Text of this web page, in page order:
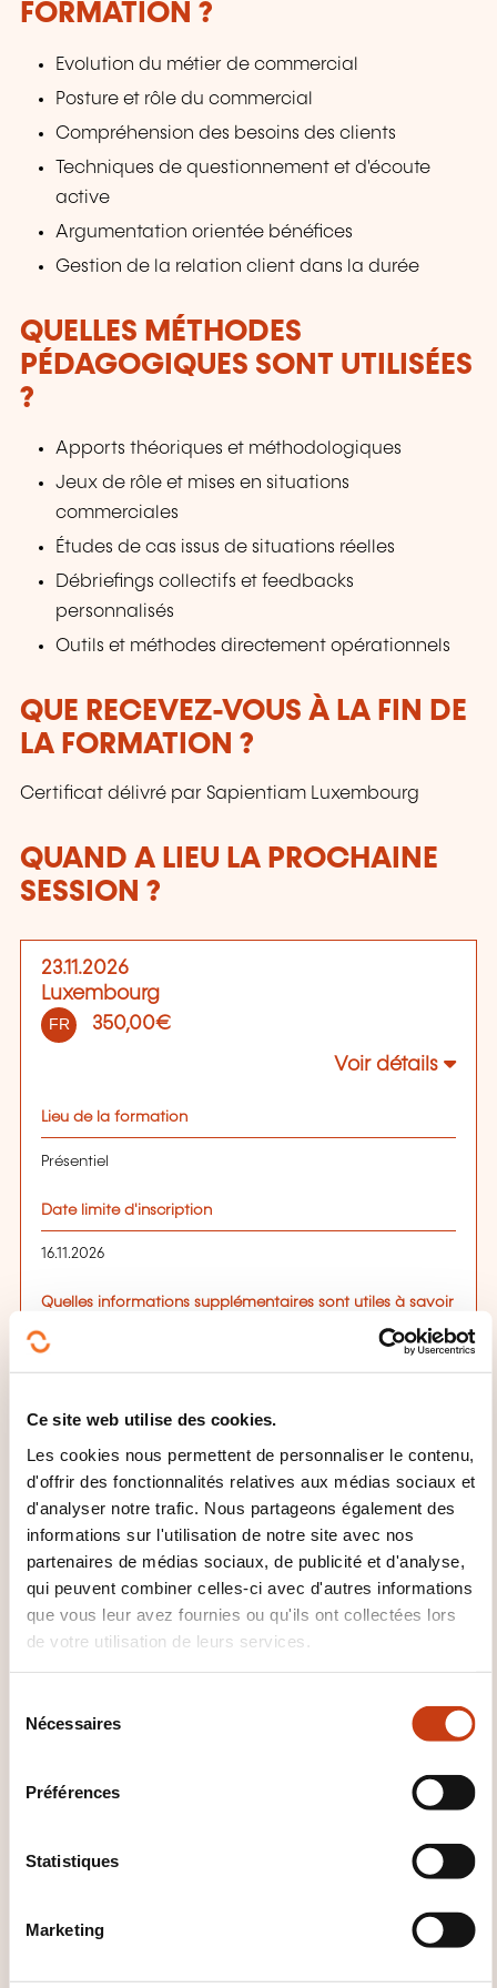
Ce site web utilise des cookies.
Les cookies nous permettent de personnaliser le contenu,
d'offrir des fonctionnalités relatives aux médias sociaux et
d'analyser notre trafic. Nous partageons également des
informations sur l'utilisation de notre site avec nos
partenaires de médias sociaux, de publicité et d'analyse,
qui peuvent combiner celles-ci avec d'autres informations
que vous leur avez fournies ou qu'ils ont collectées lors
de votre utilisation de leurs services.
Nécessaires
Préférences
Statistiques
Marketing
FORMATION ?
Evolution du métier de commercial
Posture et rôle du commercial
Compréhension des besoins des clients
Techniques de questionnement et d'écoute
active
Argumentation orientée bénéfices
Gestion de la relation client dans la durée
QUELLES MÉTHODES
PÉDAGOGIQUES SONT UTILISÉES
?
Apports théoriques et méthodologiques
Jeux de rôle et mises en situations
commerciales
Études de cas issus de situations réelles
Débriefings collectifs et feedbacks
personnalisés
Outils et méthodes directement opérationnels
QUE RECEVEZ-VOUS À LA FIN DE
LA FORMATION ?
Certificat délivré par Sapientiam Luxembourg
QUAND A LIEU LA PROCHAINE
SESSION ?
23.11.2026
Luxembourg
FR 350,00€
Voir détails
Lieu de la formation
Présentiel
Date limite d'inscription
16.11.2026
Quelles informations supplémentaires sont utiles à savoir
Lieu de formation : Luxembourg
QUELLES INFORMATIONS
SUPPLÉMENTAIRES SONT UTILES
À SAVOIR ?
Package de 3 formations complémentaires:
- Maîtriser les techniques de vente et la conduite
- Réussir ses négociations commerciales et sécuriser